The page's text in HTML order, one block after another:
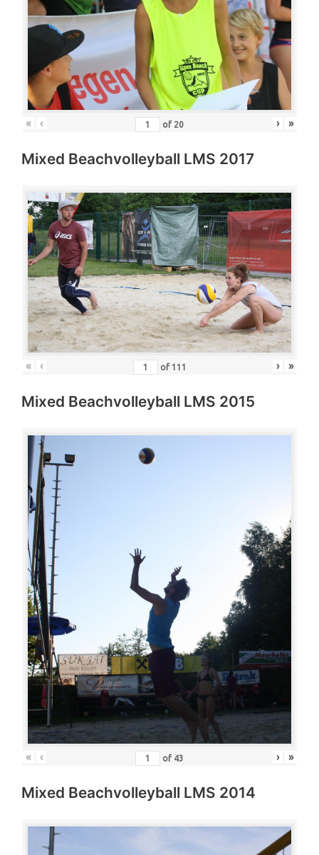
« ‹ of 20 › »
Mixed Beachvolleyball LMS 2017
« ‹ of 111 › »
Mixed Beachvolleyball LMS 2015
« ‹ of 43 › »
Mixed Beachvolleyball LMS 2014